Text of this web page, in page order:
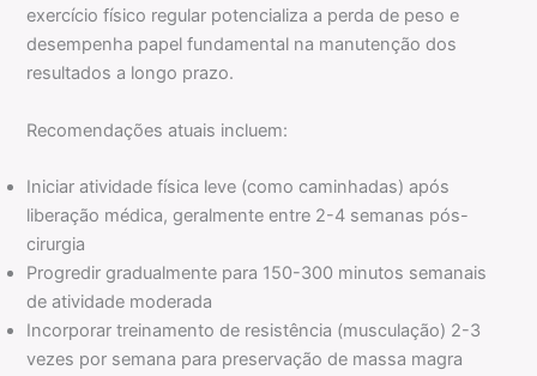
exercício físico regular potencializa a perda de peso e
desempenha papel fundamental na manutenção dos
resultados a longo prazo.
Recomendações atuais incluem:
Iniciar atividade física leve (como caminhadas) após
liberação médica, geralmente entre 2-4 semanas pós-
cirurgia
Progredir gradualmente para 150-300 minutos semanais
de atividade moderada
Incorporar treinamento de resistência (musculação) 2-3
vezes por semana para preservação de massa magra